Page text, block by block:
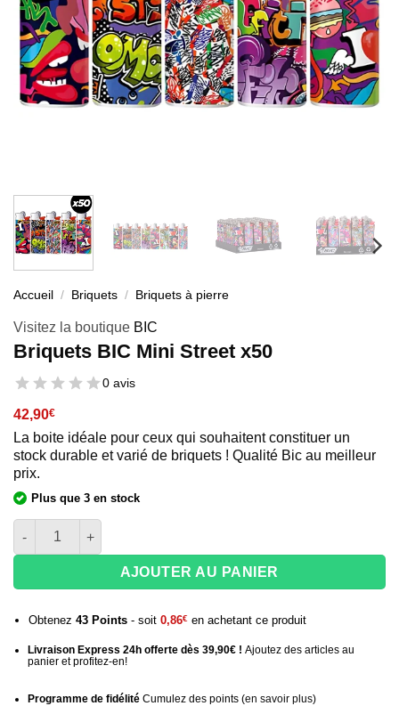
Accueil / Briquets / Briquets à pierre
Visitez la boutique BIC
Briquets BIC Mini Street x50
0 avis
42,90€
La boite idéale pour ceux qui souhaitent constituer un
stock durable et varié de briquets ! Qualité Bic au meilleur
prix.
Plus que 3 en stock
quantité de Briquets BIC Mini Street x50
AJOUTER AU PANIER
Obtenez 43Points- soit 0,86€ en achetant ce produit
Livraison Express 24h offerte dès 39,90€ ! Ajoutez des articles au
panier et profitez-en!
Programme de fidélitéCumulez des points (en savoir plus)